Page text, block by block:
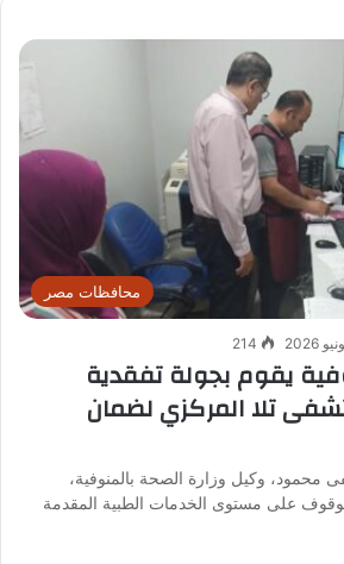
محافظات مصر
214
يقوم بجولة تفقدية
تلا المركزي لضمان
محمود، وكيل وزارة الصحة بالمنوفية،
على مستوى الخدمات الطبية المقدمة